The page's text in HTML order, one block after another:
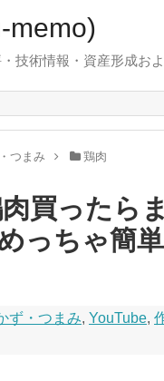
memo)
技術情報・資産形成お
つまみ 鶏肉
買ったら
っちゃ簡
ず・つまみ, YouTube,